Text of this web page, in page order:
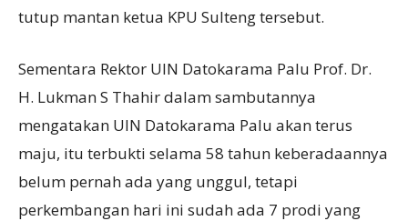
tutup mantan ketua KPU Sulteng tersebut.
Sementara Rektor UIN Datokarama Palu Prof. Dr.
H. Lukman S Thahir dalam sambutannya
mengatakan UIN Datokarama Palu akan terus
maju, itu terbukti selama 58 tahun keberadaannya
belum pernah ada yang unggul, tetapi
perkembangan hari ini sudah ada 7 prodi yang